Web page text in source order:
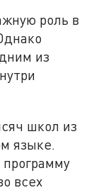
роль в
из
школ из
языке.
всех